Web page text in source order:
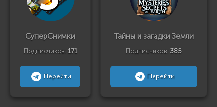
СуперСнимки
Подписчиков: 171
Перейти
Тайны и загадки Земли
Подписчиков: 385
Перейти